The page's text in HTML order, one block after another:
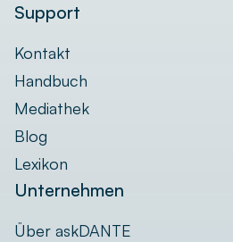
Support
Kontakt
Handbuch
Mediathek
Blog
Lexikon
Unternehmen
Über askDANTE